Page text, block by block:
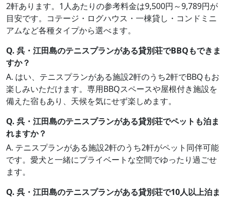
2軒あります。1人あたりの参考料金は9,500円～9,789円が
目安です。コテージ・ログハウス・一棟貸し・コンドミニ
アムなど各種タイプから選べます。
Q. 呉・江田島のテニスプランがある貸別荘でBBQもできま
すか？
A. はい、テニスプランがある施設2軒のうち2軒でBBQもお
楽しみいただけます。専用BBQスペースや屋根付き施設を
備えた宿もあり、天候を気にせず楽しめます。
Q. 呉・江田島のテニスプランがある貸別荘でペットも泊ま
れますか？
A. テニスプランがある施設2軒のうち2軒がペット同伴可能
です。愛犬と一緒にプライベートな空間でゆったり過ごせ
ます。
Q. 呉・江田島のテニスプランがある貸別荘で10人以上泊ま